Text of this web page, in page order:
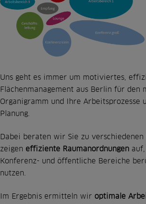
Uns geht es immer um motiviertes,
Flächenmanagement aus Berlin für
Organigramm und Ihre Arbeitsprozesse
Planung.
Dabei beraten wir Sie zu verschiedenen
zeigen effiziente Raumanordnungen
Konferenz- und öffentliche Bereiche
nutzen.
Im Ergebnis ermitteln wir optimale